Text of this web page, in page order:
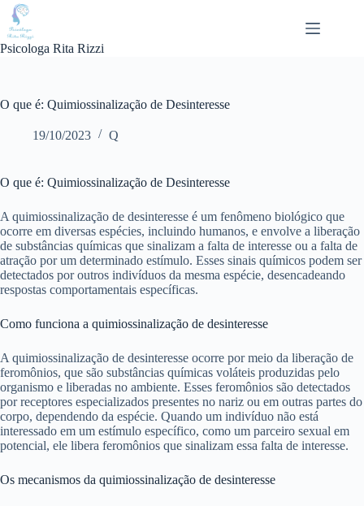
Pular
para
conteúdo
Psicologa Rita Rizzi
O que é: Quimiossinalização de Desinteresse
19/10/2023 Q
O que é: Quimiossinalização de Desinteresse
A quimiossinalização de desinteresse é um fenômeno biológico que
ocorre em diversas espécies, incluindo humanos, e envolve a liberação
de substâncias químicas que sinalizam a falta de interesse ou a falta de
atração por um determinado estímulo. Esses sinais químicos podem ser
detectados por outros indivíduos da mesma espécie, desencadeando
respostas comportamentais específicas.
Como funciona a quimiossinalização de desinteresse
A quimiossinalização de desinteresse ocorre por meio da liberação de
feromônios, que são substâncias químicas voláteis produzidas pelo
organismo e liberadas no ambiente. Esses feromônios são detectados
por receptores especializados presentes no nariz ou em outras partes do
corpo, dependendo da espécie. Quando um indivíduo não está
interessado em um estímulo específico, como um parceiro sexual em
potencial, ele libera feromônios que sinalizam essa falta de interesse.
Os mecanismos da quimiossinalização de desinteresse